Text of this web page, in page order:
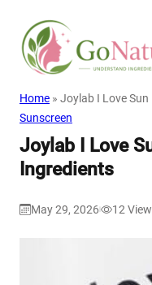
Home » Joylab I Love Sun
Sunscreen
Joylab I Love
Ingredients
May 29, 2026 12